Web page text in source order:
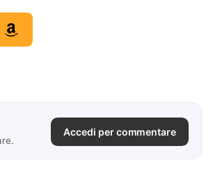
Accedi per commentare